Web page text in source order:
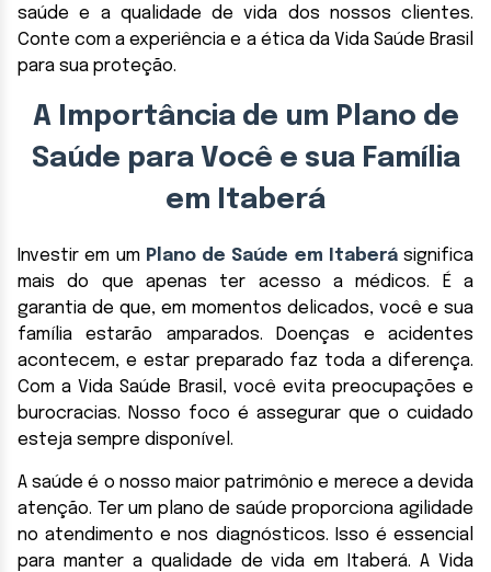
saúde e a qualidade de vida dos nossos clientes.
Conte com a experiência e a ética da Vida Saúde Brasil
para sua proteção.
A Importância de um Plano de
Saúde para Você e sua Família
em Itaberá
Investir em um Plano de Saúde em Itaberásignifica
mais do que apenas ter acesso a médicos. É a
garantia de que, em momentos delicados, você e sua
família estarão amparados. Doenças e acidentes
acontecem, e estar preparado faz toda a diferença.
Com a Vida Saúde Brasil, você evita preocupações e
burocracias. Nosso foco é assegurar que o cuidado
esteja sempre disponível.
A saúde é o nosso maior patrimônio e merece a devida
atenção. Ter um plano de saúde proporciona agilidade
no atendimento e nos diagnósticos. Isso é essencial
para manter a qualidade de vida em Itaberá. A Vida